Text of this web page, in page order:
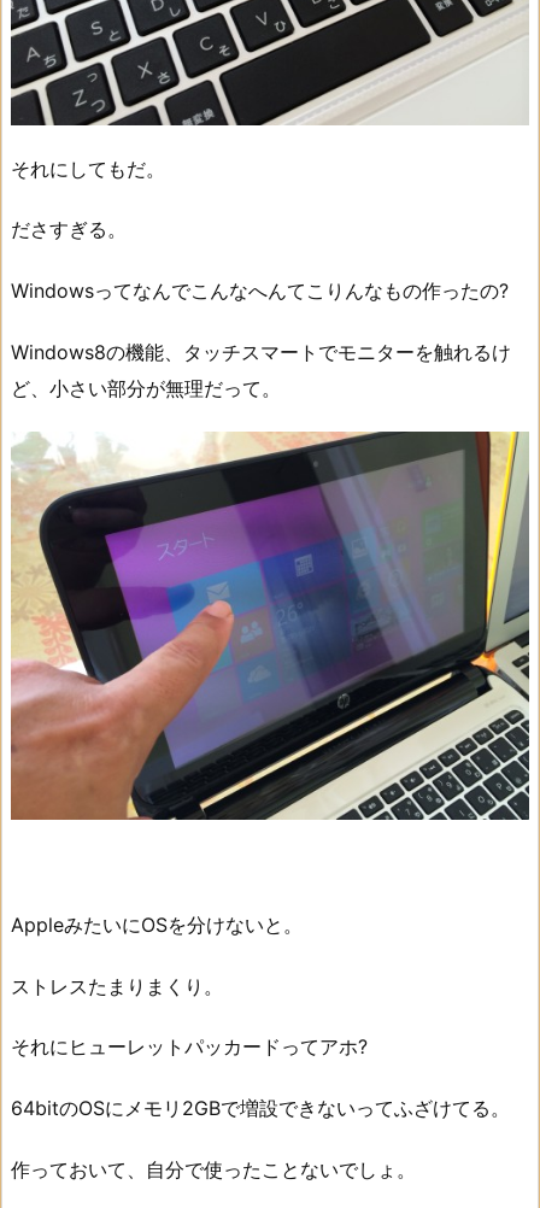
それにしてもだ。
ださすぎる。
Windowsってなんでこんなへんてこりんなもの作ったの?
Windows8の機能、タッチスマートでモニターを触れるけ
ど、小さい部分が無理だって。
AppleみたいにOSを分けないと。
ストレスたまりまくり。
それにヒューレットパッカードってアホ?
64bitのOSにメモリ2GBで増設できないってふざけてる。
作っておいて、自分で使ったことないでしょ。